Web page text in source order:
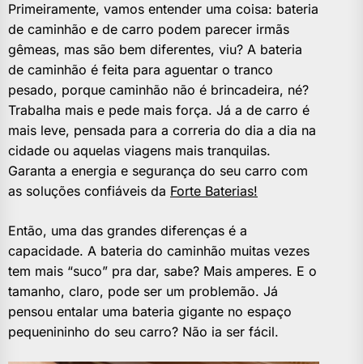
Primeiramente, vamos entender uma coisa: bateria
de caminhão e de carro podem parecer irmãs
gêmeas, mas são bem diferentes, viu? A bateria
de caminhão é feita para aguentar o tranco
pesado, porque caminhão não é brincadeira, né?
Trabalha mais e pede mais força. Já a de carro é
mais leve, pensada para a correria do dia a dia na
cidade ou aquelas viagens mais tranquilas.
Garanta a energia e segurança do seu carro com
as soluções confiáveis da Forte Baterias!
Então, uma das grandes diferenças é a
capacidade. A bateria do caminhão muitas vezes
tem mais “suco” pra dar, sabe? Mais amperes. E o
tamanho, claro, pode ser um problemão. Já
pensou entalar uma bateria gigante no espaço
pequenininho do seu carro? Não ia ser fácil.